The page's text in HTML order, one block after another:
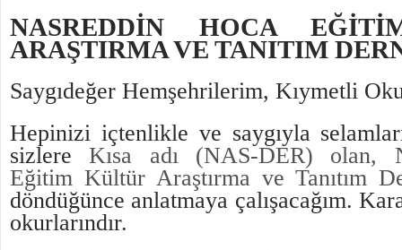
NASREDDİN HOCA
ARAŞTIRMA VE TANITIM
Saygıdeğer Hemşehrilerim, Kıymetli
Hepinizi içtenlikle ve saygıyla
sizlereKısa adı (NAS-DER) olan,
Eğitim Kültür Araştırma ve Tanıtım
döndüğünce anlatmaya çalışacağım.
okurlarındır.